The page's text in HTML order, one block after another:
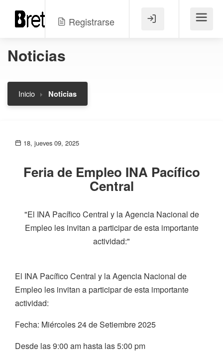
Registrarse Menú
Noticias
Inicio Noticias
18, jueves 09, 2025
Feria de Empleo INA Pacífico
Central
"El INA Pacífico Central y la Agencia Nacional de
Empleo les invitan a participar de esta importante
actividad:"
El INA Pacífico Central y la Agencia Nacional de
Empleo les invitan a participar de esta importante
actividad:
Fecha: Miércoles 24 de Setiembre 2025
Desde las 9:00 am hasta las 5:00 pm